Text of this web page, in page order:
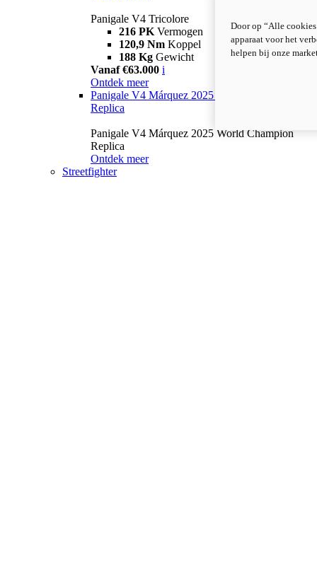
Panigale V4 Tricolore
216 PK Vermogen
120,9 Nm Koppel
188 Kg Gewicht
Vanaf €63.000 i
Ontdek meer
Panigale V4 Márquez 2025 World Champion
Replica
Panigale V4 Márquez 2025 World Champion
Replica
Ontdek meer
Streetfighter
Door op “Alle
apparaat voor het
helpen bij onze